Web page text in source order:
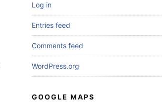
Log in
Entries feed
Comments feed
WordPress.org
GOOGLE MAPS